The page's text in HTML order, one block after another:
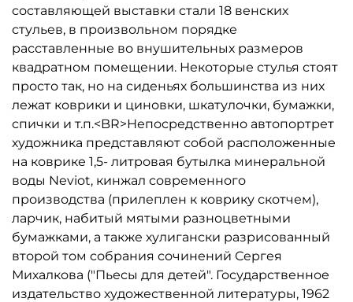
составляющей выставки стали 18 венских
стульев, в произвольном порядке
расставленные во внушительных размеров
квадратном помещении. Некоторые стулья стоят
просто так, но на сиденьях большинства из них
лежат коврики и циновки, шкатулочки, бумажки,
спички и т.п.<BR>Непосредственно автопортрет
художника представляют собой расположенные
на коврике 1,5- литровая бутылка минеральной
воды Neviot, кинжал современного
производства (прилеплен к коврику скотчем),
ларчик, набитый мятыми разноцветными
бумажками, а также хулигански разрисованный
второй том собрания сочинений Сергея
Михалкова ("Пьесы для детей". Государственное
издательство художественной литературы, 1962